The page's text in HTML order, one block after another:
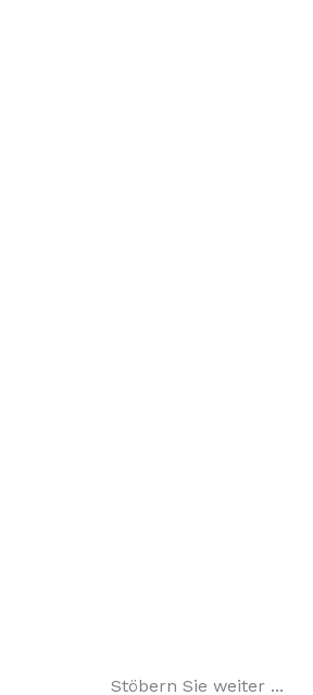
Stöbern Sie weiter ...